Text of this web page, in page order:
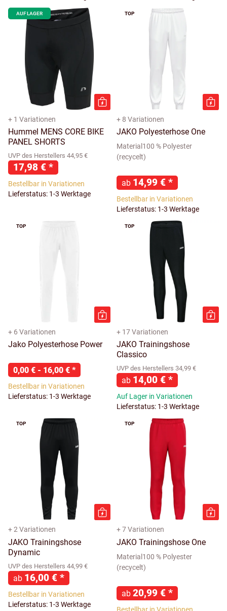
AUF LAGER
+ 1 Variationen
Hummel MENS CORE BIKE
PANEL SHORTS
UVP des Herstellers 44,95 €
17,98 € *
Bestellbar in Variationen
Lieferstatus: 1-3 Werktage
TOP
+ 8 Variationen
JAKO Polyesterhose One
Material100 % Polyester
(recycelt)
ab 14,99 € *
Bestellbar in Variationen
Lieferstatus: 1-3 Werktage
TOP
+ 6 Variationen
Jako Polyesterhose Power
0,00 € - 16,00 € *
Bestellbar in Variationen
Lieferstatus: 1-3 Werktage
TOP
+ 17 Variationen
JAKO Trainingshose
Classico
UVP des Herstellers 34,99 €
ab 14,00 € *
Auf Lager in Variationen
Lieferstatus: 1-3 Werktage
TOP
+ 2 Variationen
JAKO Trainingshose
Dynamic
UVP des Herstellers 44,99 €
ab 16,00 € *
Bestellbar in Variationen
Lieferstatus: 1-3 Werktage
TOP
+ 7 Variationen
JAKO Trainingshose One
Material100 % Polyester
(recycelt)
ab 20,99 € *
Bestellbar in Variationen